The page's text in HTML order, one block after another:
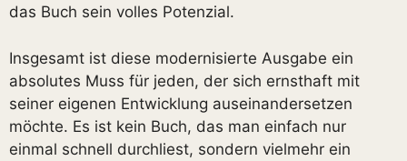
das Buch sein volles Potenzial.
Insgesamt ist diese modernisierte Ausgabe ein
absolutes Muss für jeden, der sich ernsthaft mit
seiner eigenen Entwicklung auseinandersetzen
möchte. Es ist kein Buch, das man einfach nur
einmal schnell durchliest, sondern vielmehr ein